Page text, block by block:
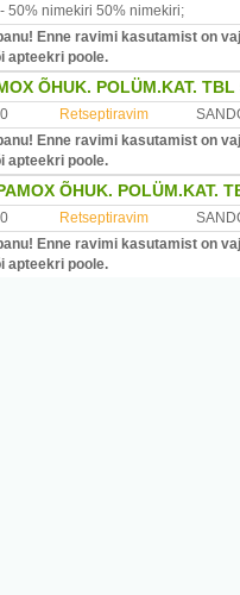
50% nimekiri 50% nimekiri;
Enne ravimi kasutamist on
apteekri poole.
ÕHUK. POLÜM.KAT.
Retseptiravim
Enne ravimi kasutamist on
apteekri poole.
ÕHUK. POLÜM.KAT.
Retseptiravim
Enne ravimi kasutamist on
apteekri poole.